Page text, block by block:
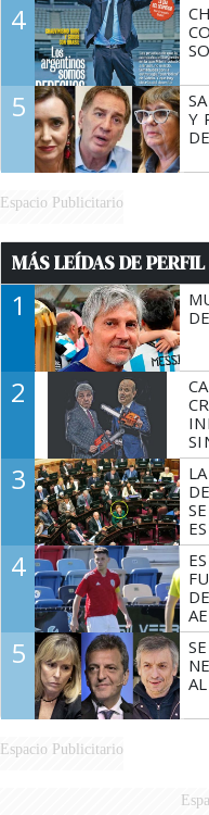
4
5
Y
Espacio Publicitario
MÁS LEÍDAS DE PERFIL
1
2
3
4
5
Espacio Publicitario